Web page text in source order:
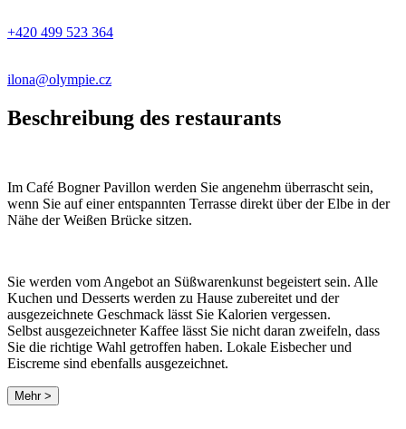
+420 499 523 364
ilona@olympie.cz
Beschreibung des restaurants
Im Café Bogner Pavillon werden Sie angenehm überrascht sein,
wenn Sie auf einer entspannten Terrasse direkt über der Elbe in der
Nähe der Weißen Brücke sitzen.
Sie werden vom Angebot an Süßwarenkunst begeistert sein. Alle
Kuchen und Desserts werden zu Hause zubereitet und der
ausgezeichnete Geschmack lässt Sie Kalorien vergessen.
Selbst ausgezeichneter Kaffee lässt Sie nicht daran zweifeln, dass
Sie die richtige Wahl getroffen haben. Lokale Eisbecher und
Eiscreme sind ebenfalls ausgezeichnet.
Mehr >